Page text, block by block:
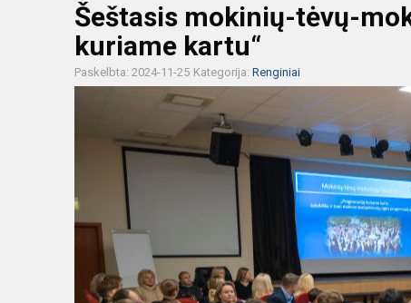
Šeštasis mokinių-tėvų-
kuriame kartu“
Paskelbta: 2024-11-25 Kategorija: Renginiai